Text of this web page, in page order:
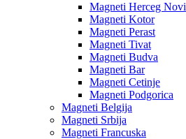
Magneti Herceg Novi
Magneti Kotor
Magneti Perast
Magneti Tivat
Magneti Budva
Magneti Bar
Magneti Cetinje
Magneti Podgorica
Magneti Belgija
Magneti Srbija
Magneti Francuska